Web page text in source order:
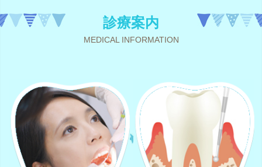
診療案内
MEDICAL INFORMATION